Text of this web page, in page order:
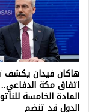
هاكان فيدان يكشف
اتفاق مكة
المادة الخامسة
الدول قد تنضم